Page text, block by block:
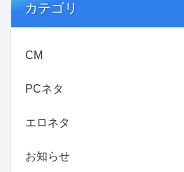
カテゴリ
CM
PCネタ
エロネタ
お知らせ